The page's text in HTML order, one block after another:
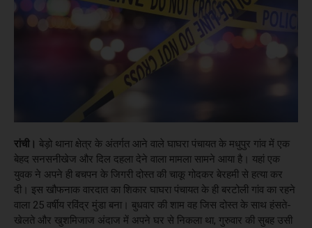
रांची। बेड़ो थाना क्षेत्र के अंतर्गत आने वाले घाघरा पंचायत के मधुपुर गांव में एक
बेहद सनसनीखेज और दिल दहला देने वाला मामला सामने आया है। यहां एक
युवक ने अपने ही बचपन के जिगरी दोस्त की चाकू गोदकर बेरहमी से हत्या कर
दी। इस खौफनाक वारदात का शिकार घाघरा पंचायत के ही बरटोली गांव का रहने
वाला 25 वर्षीय रविंद्र मुंडा बना। बुधवार की शाम वह जिस दोस्त के साथ हंसते-
खेलते और खुशमिजाज अंदाज में अपने घर से निकला था, गुरुवार की सुबह उसी